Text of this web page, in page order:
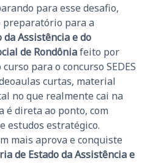
para esse desafio,
preparatório para a
da Assistência e do
de Rondôniafeito por
para o concurso SEDES
curtas, material
no que realmente cai na
é direta ao ponto, com
estudos estratégico.
mais aprova e conquiste
de Estado da Assistência e